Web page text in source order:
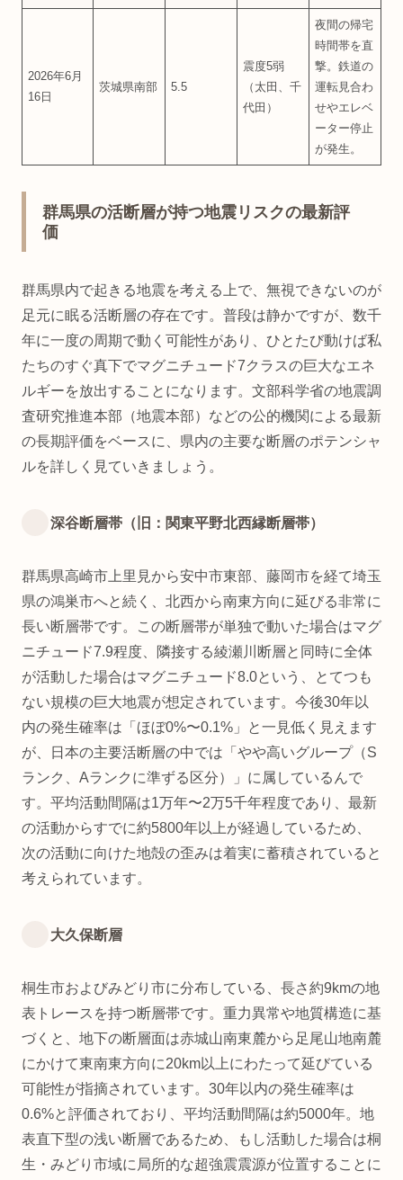
2026年6月
16日
茨城県南部 5.5
震度5弱
（太田、千
代田）
夜間の帰宅
時間帯を直
撃。鉄道の
運転見合わ
せやエレベ
ーター停止
が発生。
群馬県の活断層が持つ地震リスクの最新評
価
群馬県内で起きる地震を考える上で、無視できないのが
足元に眠る活断層の存在です。普段は静かですが、数千
年に一度の周期で動く可能性があり、ひとたび動けば私
たちのすぐ真下でマグニチュード7クラスの巨大なエネ
ルギーを放出することになります。文部科学省の地震調
査研究推進本部（地震本部）などの公的機関による最新
の長期評価をベースに、県内の主要な断層のポテンシャ
ルを詳しく見ていきましょう。
深谷断層帯（旧：関東平野北西縁断層帯）
群馬県高崎市上里見から安中市東部、藤岡市を経て埼玉
県の鴻巣市へと続く、北西から南東方向に延びる非常に
長い断層帯です。この断層帯が単独で動いた場合はマグ
ニチュード7.9程度、隣接する綾瀬川断層と同時に全体
が活動した場合はマグニチュード8.0という、とてつも
ない規模の巨大地震が想定されています。今後30年以
内の発生確率は「ほぼ0%〜0.1%」と一見低く見えます
が、日本の主要活断層の中では「やや高いグループ（S
ランク、Aランクに準ずる区分）」に属しているんで
す。平均活動間隔は1万年〜2万5千年程度であり、最新
の活動からすでに約5800年以上が経過しているため、
次の活動に向けた地殻の歪みは着実に蓄積されていると
考えられています。
大久保断層
桐生市およびみどり市に分布している、長さ約9kmの地
表トレースを持つ断層帯です。重力異常や地質構造に基
づくと、地下の断層面は赤城山南東麓から足尾山地南麓
にかけて東南東方向に20km以上にわたって延びている
可能性が指摘されています。30年以内の発生確率は
0.6%と評価されており、平均活動間隔は約5000年。地
表直下型の浅い断層であるため、もし活動した場合は桐
生・みどり市域に局所的な超強震震源が位置することに